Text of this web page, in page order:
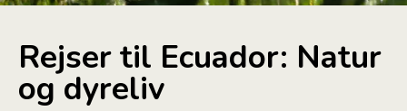
Rejser til Ecuador: Natur
og dyreliv